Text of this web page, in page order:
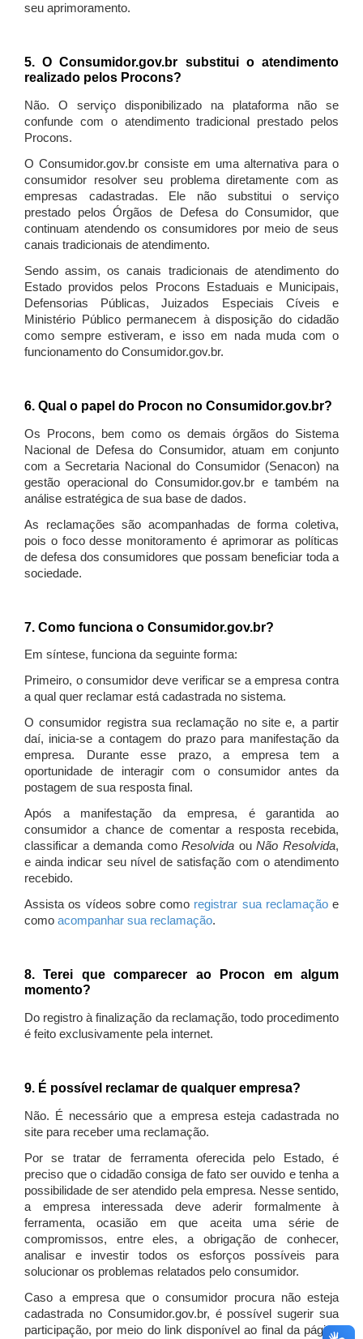
seu aprimoramento.
5. O Consumidor.gov.br substitui o atendimento
realizado pelos Procons?
Não. O serviço disponibilizado na plataforma não se
confunde com o atendimento tradicional prestado pelos
Procons.
O Consumidor.gov.br consiste em uma alternativa para o
consumidor resolver seu problema diretamente com as
empresas cadastradas. Ele não substitui o serviço
prestado pelos Órgãos de Defesa do Consumidor, que
continuam atendendo os consumidores por meio de seus
canais tradicionais de atendimento.
Sendo assim, os canais tradicionais de atendimento do
Estado providos pelos Procons Estaduais e Municipais,
Defensorias Públicas, Juizados Especiais Cíveis e
Ministério Público permanecem à disposição do cidadão
como sempre estiveram, e isso em nada muda com o
funcionamento do Consumidor.gov.br.
6. Qual o papel do Procon no Consumidor.gov.br?
Os Procons, bem como os demais órgãos do Sistema
Nacional de Defesa do Consumidor, atuam em conjunto
com a Secretaria Nacional do Consumidor (Senacon) na
gestão operacional do Consumidor.gov.br e também na
análise estratégica de sua base de dados.
As reclamações são acompanhadas de forma coletiva,
pois o foco desse monitoramento é aprimorar as políticas
de defesa dos consumidores que possam beneficiar toda a
sociedade.
7. Como funciona o Consumidor.gov.br?
Em síntese, funciona da seguinte forma:
Primeiro, o consumidor deve verificar se a empresa contra
a qual quer reclamar está cadastrada no sistema.
O consumidor registra sua reclamação no site e, a partir
daí, inicia-se a contagem do prazo para manifestação da
empresa. Durante esse prazo, a empresa tem a
oportunidade de interagir com o consumidor antes da
postagem de sua resposta final.
Após a manifestação da empresa, é garantida ao
consumidor a chance de comentar a resposta recebida,
classificar a demanda comoResolvida ouNão Resolvida,
e ainda indicar seu nível de satisfação com o atendimento
recebido.
Assista os vídeos sobre como registrar sua reclamaçãoe
como acompanhar sua reclamação.
8. Terei que comparecer ao Procon em algum
momento?
Do registro à finalização da reclamação, todo procedimento
é feito exclusivamente pela internet.
9. É possível reclamar de qualquer empresa?
Não. É necessário que a empresa esteja cadastrada no
site para receber uma reclamação.
Por se tratar de ferramenta oferecida pelo Estado, é
preciso que o cidadão consiga de fato ser ouvido e tenha a
possibilidade de ser atendido pela empresa. Nesse sentido,
a empresa interessada deve aderir formalmente à
ferramenta, ocasião em que aceita uma série de
compromissos, entre eles, a obrigação de conhecer,
analisar e investir todos os esforços possíveis para
solucionar os problemas relatados pelo consumidor.
Caso a empresa que o consumidor procura não esteja
cadastrada no Consumidor.gov.br, é possível sugerir sua
participação, por meio do link disponível ao final da página